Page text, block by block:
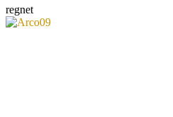
regnet